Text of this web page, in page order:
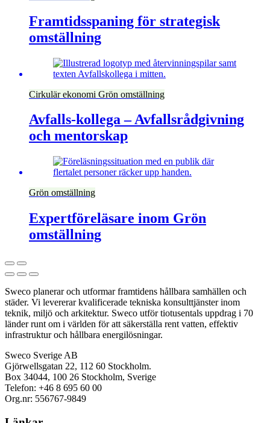
Framtidsspaning för strategisk
omställning
Cirkulär ekonomi Grön omställning
Avfalls-kollega – Avfallsrådgivning
och mentorskap
Grön omställning
Expertföreläsare inom Grön
omställning
Sweco planerar och utformar framtidens hållbara samhällen och
städer. Vi levererar kvalificerade tekniska konsulttjänster inom
teknik, miljö och arkitektur. Sweco utför tiotusentals uppdrag i 70
länder runt om i världen för att säkerställa rent vatten, effektiv
infrastruktur och hållbara energilösningar.
Sweco Sverige AB
Gjörwellsgatan 22, 112 60 Stockholm.
Box 34044, 100 26 Stockholm, Sverige
Telefon: +46 8 695 60 00
Org.nr: 556767-9849